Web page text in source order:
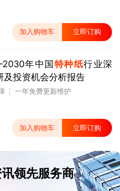
加入购物车 立即订购
2030年中国特种纸行业深
及投资机会分析报告
一年免费更新维护
加入购物车 立即订购
领先服务商